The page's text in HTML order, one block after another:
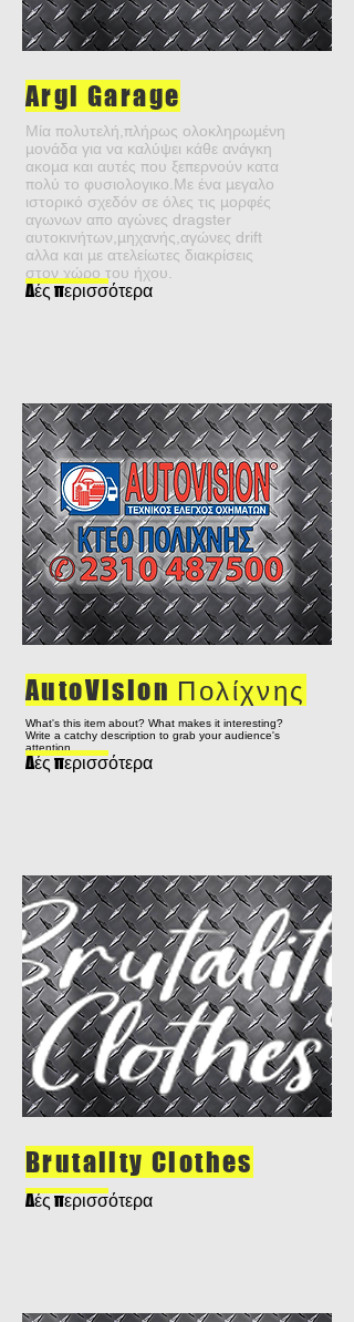
Argi Garage
Μία πολυτελή,πλήρως ολοκληρωμένη
μονάδα για να καλύψει κάθε ανάγκη
ακομα και αυτές που ξεπερνούν κατα
πολύ το φυσιολογικο.Με ένα μεγαλο
ιστορικό σχεδόν σε όλες τις μορφές
αγωνων απο αγώνες dragster
αυτοκινήτων,μηχανής,αγώνες drift
αλλα και με ατελείωτες διακρίσεις
στον χώρο του ήχου.
Δές περισσότερα
AutoVision Πολίχνης
What's this item about? What makes it interesting?
Write a catchy description to grab your audience's
attention...
Δές περισσότερα
Brutality Clothes
Δές περισσότερα